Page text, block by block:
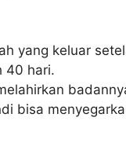
yang keluar
40 hari.
bisa